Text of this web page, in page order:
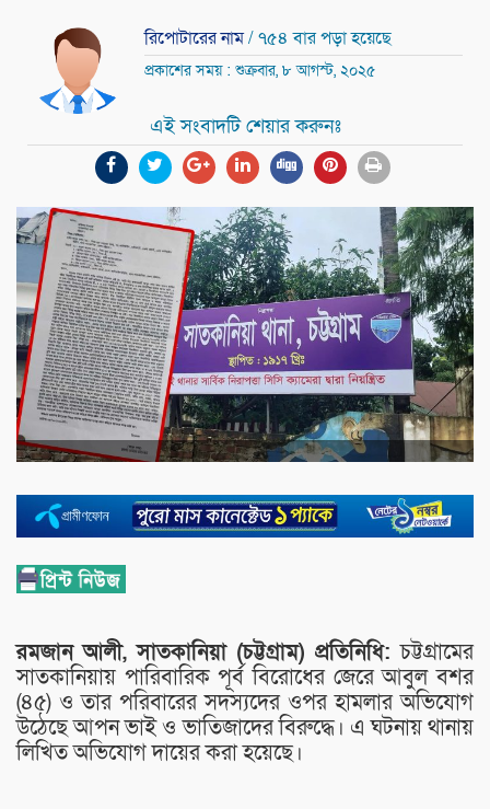
রিপোটারের নাম/ ৭৫৪ বার পড়া হয়েছে
প্রকাশের সময় : শুক্রবার, ৮ আগস্ট, ২০২৫
এই সংবাদটি শেয়ার করুনঃ
রমজান আলী, সাতকানিয়া (চট্টগ্রাম) প্রতিনিধি:চট্টগ্রামের
সাতকানিয়ায় পারিবারিক পূর্ব বিরোধের জেরে আবুল বশর
(৪৫) ও তার পরিবারের সদস্যদের ওপর হামলার অভিযোগ
উঠেছে আপন ভাই ও ভাতিজাদের বিরুদ্ধে। এ ঘটনায় থানায়
লিখিত অভিযোগ দায়ের করা হয়েছে।